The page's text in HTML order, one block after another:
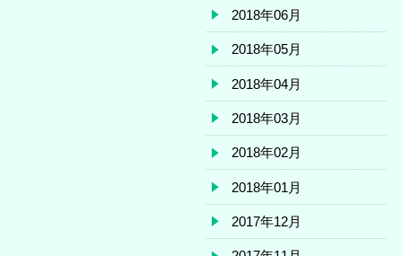
2018年06月
2018年05月
2018年04月
2018年03月
2018年02月
2018年01月
2017年12月